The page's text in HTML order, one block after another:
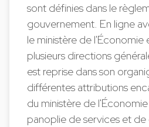
sont définies dans le
gouvernement. En ligne
le ministère de
plusieurs directions
est reprise dans son
différentes attributions
du ministère de
panoplie de services et